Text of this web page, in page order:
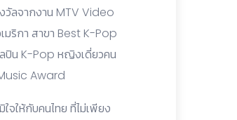
งวัลจากงาน MTV Video
ริกา สาขา Best K-Pop
ลปิน K-Pop หญิงเดี่ยวคน
Award
จให้กับคนไทย ที่ไม่เพียง